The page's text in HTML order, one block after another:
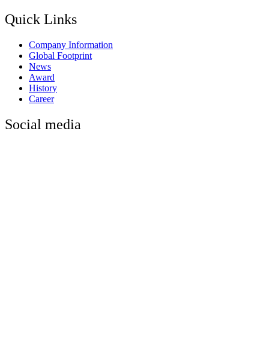
Quick Links
Company Information
Global Footprint
News
Award
History
Career
Social media